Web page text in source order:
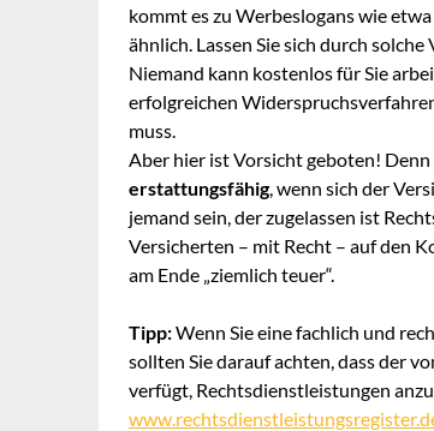
kommt es zu Werbeslogans wie etwa
ähnlich. Lassen Sie sich durch
Niemand kann kostenlos für Sie
erfolgreichen
muss.
Aber hier ist Vorsicht geboten! Denn
erstattungsfähig, wenn sich der
jemand sein, der zugelassen ist
Versicherten – mit Recht – auf den
am Ende „ziemlich teuer“.
Tipp:Wenn Sie eine fachlich und
sollten Sie darauf achten, dass der
verfügt, Rechtsdienstleistungen